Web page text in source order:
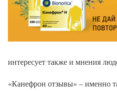
интересует также и мнения
«Канефрон отзывы» – именно